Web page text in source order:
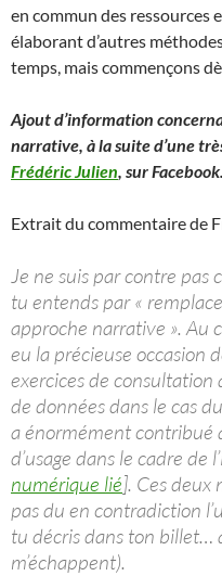
en commun des ressources
élaborant d’autres
temps, mais commençons
Ajout d’information
narrative, à la suite d’une
Frédéric Julien , sur Facebook.
Extrait du commentaire de
Je ne suis par contre
tu entends par «
approche narrative ». Au
eu la précieuse occasion
exercices de consultation
de données dans le cas
a énormément contribué
d’usage dans le cadre de
numérique lié]. Ces deux
pas du en contradiction
tu décris dans ton billet…
m’échappent).